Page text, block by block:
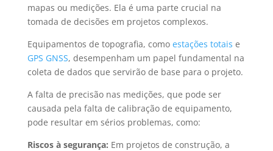
mapas ou medições. Ela é uma parte crucial na
tomada de decisões em projetos complexos.
Equipamentos de topografia, como estações totais e
GPS GNSS, desempenham um papel fundamental na
coleta de dados que servirão de base para o projeto.
A falta de precisão nas medições, que pode ser
causada pela falta de calibração de equipamento,
pode resultar em sérios problemas, como:
Riscos à segurança: Em projetos de construção, a